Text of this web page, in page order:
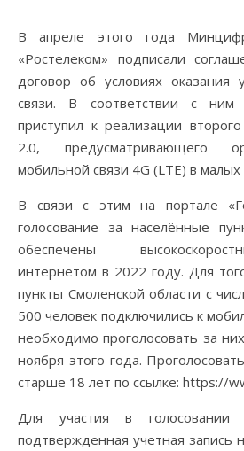
В апреле этого года
«Ростелеком» подписали
договор об условиях оказания
связи. В соответствии с ним
приступил к реализации
2.0, предусматривающего
мобильной связи 4G (LTE) в малых
В связи с этим на портале
голосование за населённые
обеспечены
интернетом в 2022 году. Для
пункты Смоленской области с
500 человек подключились к
необходимо проголосовать за
ноября этого года.
старше 18 лет по ссылке: https://
Для участия в голосовании
подтвержденная учетная запись